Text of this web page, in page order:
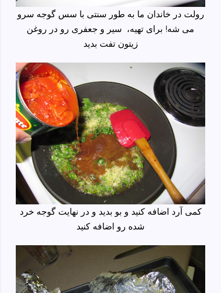
رولت در خاندان ما به طور سنتی با سس گوجه سرو
می شه! برای تهیه، سیر و جعفری رو در روغن
زیتون تفت بدید
کمی آرد اضافه کنید و بو بدید و در نهایت گوجه خرد
شده رو اضافه کنید